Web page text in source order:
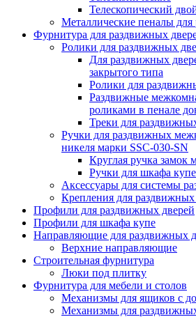
Телескопический
Металлические пеналы
Фурнитура для раздвижных
Ролики для раздвижных
Для раздвижных
закрытого типа
Ролики для
Раздвижные
роликами в пенале
Треки для
Ручки для раздвижных
никеля марки SSC-030-SN
Круглая ручка замок
Ручки для шкафа
Аксессуары для системы
Крепления для раздвижных
Профили для раздвижных дверей
Профили для шкафа купе
Направляющие для раздвижных
Верхние направляющие
Строительная фурнитура
Люки под плитку
Фурнитура для мебели и столов
Механизмы для ящиков с
Механизмы для